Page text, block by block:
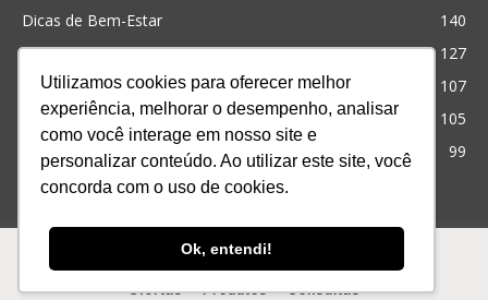
Utilizamos cookies para oferecer melhor
experiência, melhorar o desempenho, analisar
como você interage em nosso site e
personalizar conteúdo. Ao utilizar este site, você
concorda com o uso de cookies.
Ok, entendi!
Dicas de Bem-Estar
140
Cristianismo
127
Simpatias
107
Significado dos sonhos
105
99
Ofertas Produtos
Ofertas Produtos Consultas